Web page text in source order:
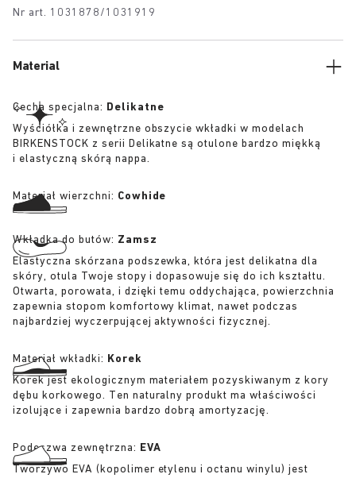
wkładkę BIRKENSTOCK, pokrytą wysokiej jakości skórą
Nr art. 1031878/1031919
Material
Cecha specjalna: Delikatne
Wyściółka i zewnętrzne obszycie wkładki w modelach
BIRKENSTOCK z serii Delikatne są otulone bardzo miękką
i elastyczną skórą nappa.
Materiał wierzchni: Cowhide
Wkładka do butów: Zamsz
Elastyczna skórzana podszewka, która jest delikatna dla
skóry, otula Twoje stopy i dopasowuje się do ich kształtu.
Otwarta, porowata, i dzięki temu oddychająca, powierzchnia
zapewnia stopom komfortowy klimat, nawet podczas
najbardziej wyczerpującej aktywności fizycznej.
Materiał wkładki: Korek
Korek jest ekologicznym materiałem pozyskiwanym z kory
dębu korkowego. Ten naturalny produkt ma właściwości
izolujące i zapewnia bardzo dobrą amortyzację.
Podeszwa zewnętrzna: EVA
Tworzywo EVA (kopolimer etylenu i octanu winylu) jest